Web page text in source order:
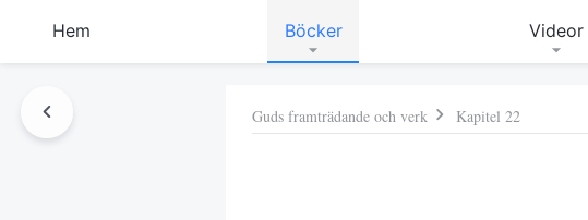
Hem Böcker Videor
Guds framträdande och verk Kapitel 22